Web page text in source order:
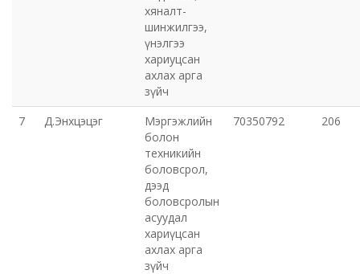
хяналт-
шинжилгээ,
үнэлгээ
хариуцсан
ахлах арга
зүйч
7 Д.Энхцэцэг
Мэргэжлийн
болон
техникийн
боловсрол,
дээд
боловсролын
асуудал
хариүцсан
ахлах арга
зүйч
70350792 206